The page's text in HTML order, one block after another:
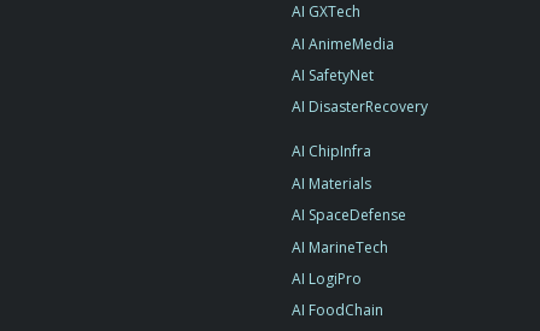
AI GXTech
AI AnimeMedia
AI SafetyNet
AI DisasterRecovery
AI ChipInfra
AI Materials
AI SpaceDefense
AI MarineTech
AI LogiPro
AI FoodChain